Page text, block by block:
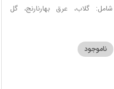
شامل: گلاب، عرق بهارنارنج، گل
ناموجود